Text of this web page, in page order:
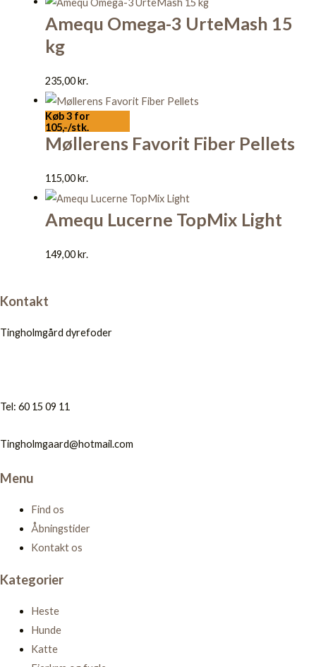
Amequ Omega-3 UrteMash 15
kg
235,00kr.
Køb 3 for
105,-/stk.
Møllerens Favorit Fiber Pellets
115,00kr.
Amequ Lucerne TopMix Light
149,00kr.
Kontakt
Tingholmgård dyrefoder
Tel: 60 15 09 11
Tingholmgaard@hotmail.com
Menu
Find os
Åbningstider
Kontakt os
Kategorier
Heste
Hunde
Katte